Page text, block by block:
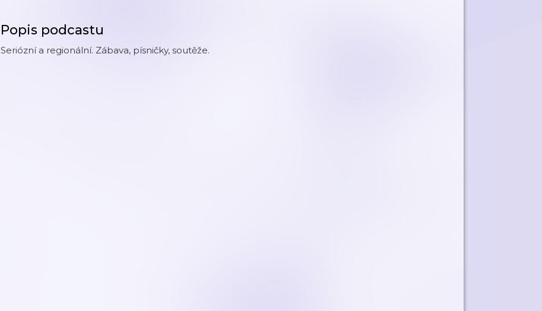
Popis podcastu
Seriózní a regionální. Zábava, písničky, soutěže.